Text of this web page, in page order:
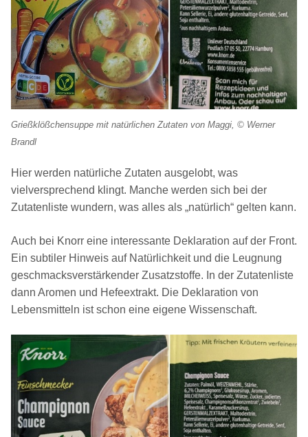
Grießklößchensuppe mit natürlichen Zutaten von Maggi, © Werner
Brandl
Hier werden natürliche Zutaten ausgelobt, was
vielversprechend klingt. Manche werden sich bei der
Zutatenliste wundern, was alles als „natürlich“ gelten kann.
Auch bei Knorr eine interessante Deklaration auf der Front.
Ein subtiler Hinweis auf Natürlichkeit und die Leugnung
geschmacksverstärkender Zusatzstoffe. In der Zutatenliste
dann Aromen und Hefeextrakt. Die Deklaration von
Lebensmitteln ist schon eine eigene Wissenschaft.